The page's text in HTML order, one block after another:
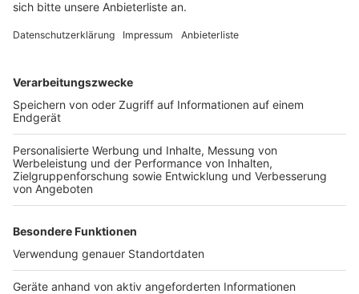
Zustimmung, um den YouTube
Video-Service zu laden!
Wir verwenden einen Service eines
Drittanbieters, um Videoinhalte
einzubetten. Dieser Service kann
sammeln. Bitte lesen Sie die
Details durch und stimmen Sie der
Nutzung des Service zu, um dieses
Video anzusehen.